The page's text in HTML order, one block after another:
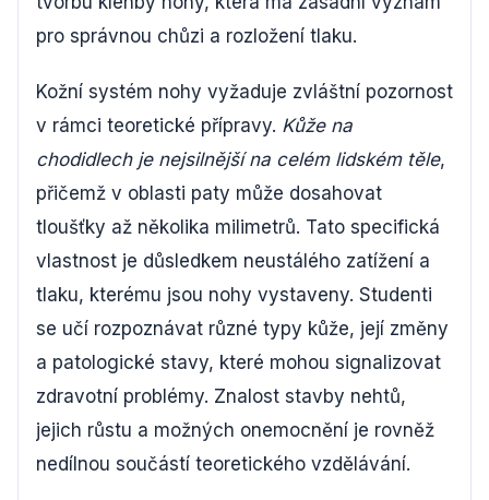
pro správnou chůzi a rozložení tlaku.
Kožní systém nohy vyžaduje zvláštní pozornost
v rámci teoretické přípravy. Kůže na
chodidlech je nejsilnější na celém lidském těle,
přičemž v oblasti paty může dosahovat
tloušťky až několika milimetrů. Tato specifická
vlastnost je důsledkem neustálého zatížení a
tlaku, kterému jsou nohy vystaveny. Studenti
se učí rozpoznávat různé typy kůže, její změny
a patologické stavy, které mohou signalizovat
zdravotní problémy. Znalost stavby nehtů,
jejich růstu a možných onemocnění je rovněž
nedílnou součástí teoretického vzdělávání.